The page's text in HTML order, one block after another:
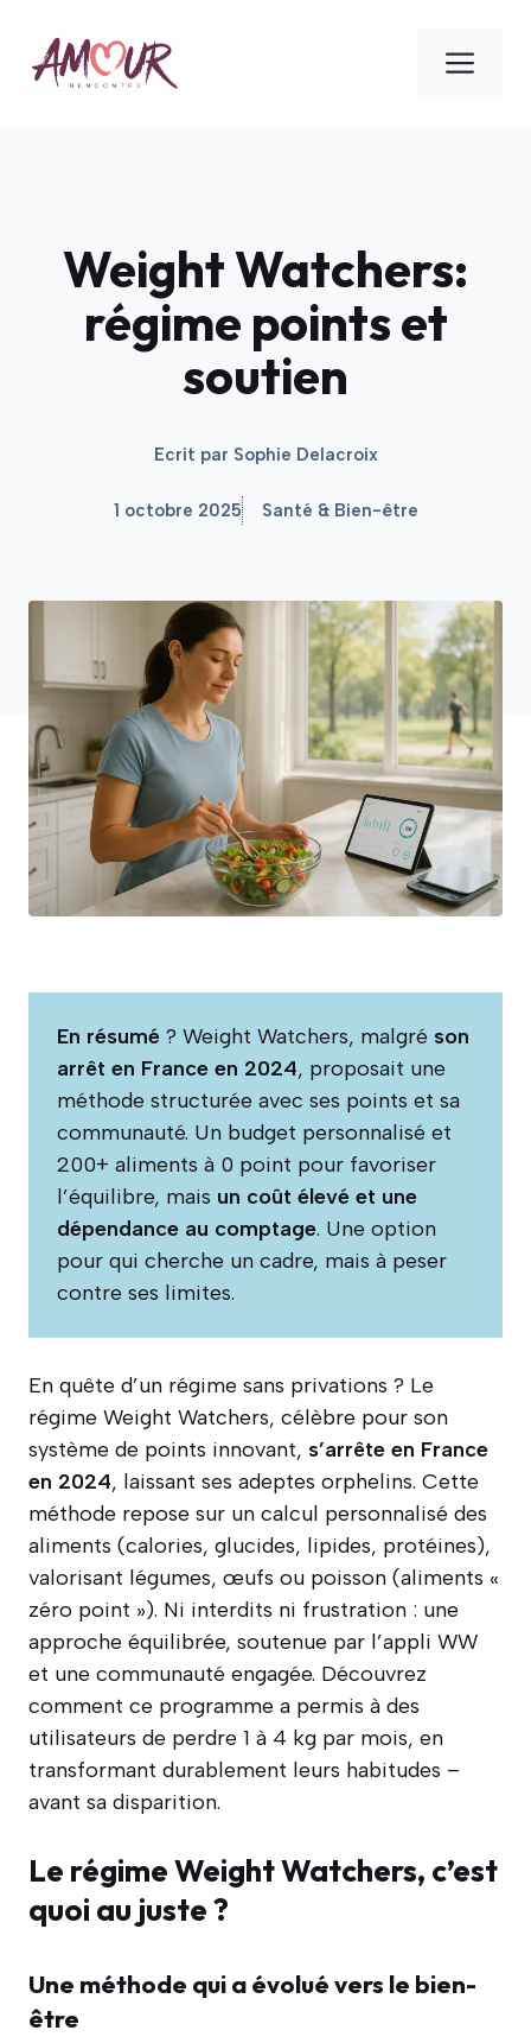
contenu
Weight Watchers:
régime points et
soutien
Ecrit par Sophie Delacroix
1 octobre 2025 Santé & Bien-être
En résumé ? Weight Watchers, malgré son
arrêt en France en 2024, proposait une
méthode structurée avec ses points et sa
communauté. Un budget personnalisé et
200+ aliments à 0 point pour favoriser
l’équilibre, mais un coût élevé et une
dépendance au comptage. Une option
pour qui cherche un cadre, mais à peser
contre ses limites.
En quête d’un régime sans privations ? Le
régime Weight Watchers, célèbre pour son
système de points innovant, s’arrête en France
en 2024, laissant ses adeptes orphelins. Cette
méthode repose sur un calcul personnalisé des
aliments (calories, glucides, lipides, protéines),
valorisant légumes, œufs ou poisson (aliments «
zéro point »). Ni interdits ni frustration : une
approche équilibrée, soutenue par l’appli WW
et une communauté engagée. Découvrez
comment ce programme a permis à des
utilisateurs de perdre 1 à 4 kg par mois, en
transformant durablement leurs habitudes –
avant sa disparition.
Le régime Weight Watchers, c’est
quoi au juste ?
Une méthode qui a évolué vers le bien-
être